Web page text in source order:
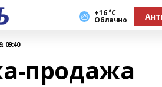
+16 °С
Облачно
09:40
продажа